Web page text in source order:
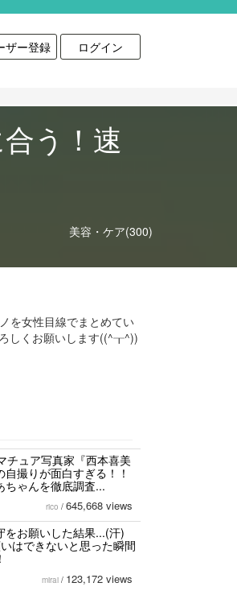
ザー登録 ログイン
う！速
美容・ケア(300)
を女性目線でまとめてい
しくお願いします((^┰^))
チュア写真家『西本喜美
自撮りが面白すぎる！！
ちゃんを徹底調査...
rico / 645,668 views
をお願いした結果...(汗)
はできないと思った瞬間
mirai / 123,172 views